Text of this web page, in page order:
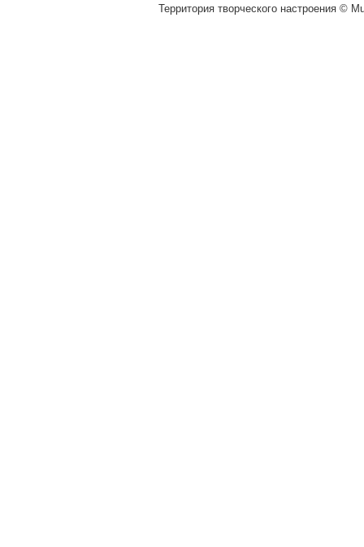
Территория творческого настроения ©